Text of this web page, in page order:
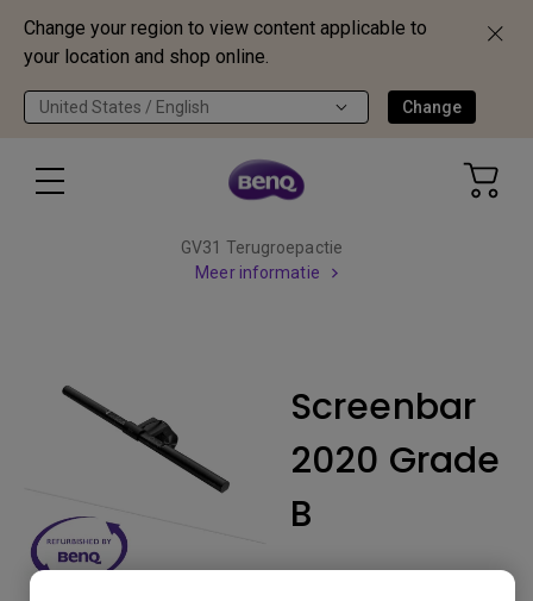
Change your region to view content applicable to
your location and shop online.
United States / English Change
GV31 Terugroepactie
Meer informatie
Screenbar
2020 Grade
B